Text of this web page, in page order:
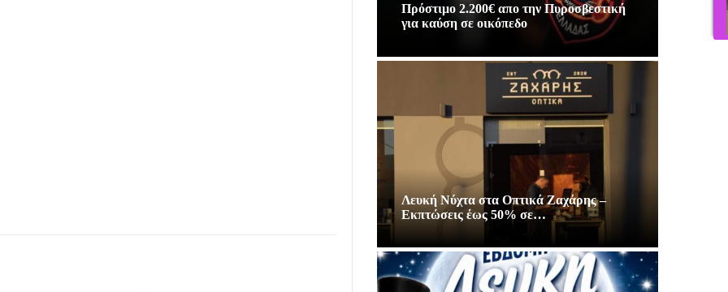
Πρόστιμο 2.200€ απο την Πυροσβεστική
για καύση σε οικόπεδο
Λευκή Νύχτα στα Οπτικά Ζαχάρης –
Εκπτώσεις έως 50% σε…